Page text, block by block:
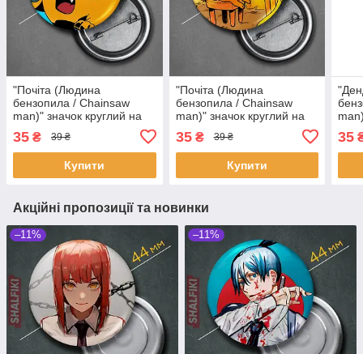
"Почіта (Людина
бензопила / Chainsaw
man)" значок круглий на
35 ₴ 39 ₴
Купити
"Почіта (Людина
бензопила / Chainsaw
man)" значок круглий на
35₴ 39 ₴
Купити
35
Акційні пропозиції та новинки
–11% –11%